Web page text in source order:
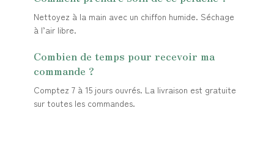
Nettoyez à la main avec un chiffon humide. Séchage
à l’air libre.
Combien de temps pour recevoir ma
commande ?
Comptez 7 à 15 jours ouvrés. La livraison est gratuite
sur toutes les commandes.